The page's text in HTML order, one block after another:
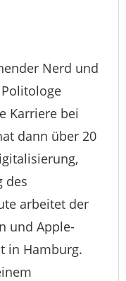
Nerd und
Karriere bei
dann über 20
des
arbeitet der
und Apple-
in Hamburg.